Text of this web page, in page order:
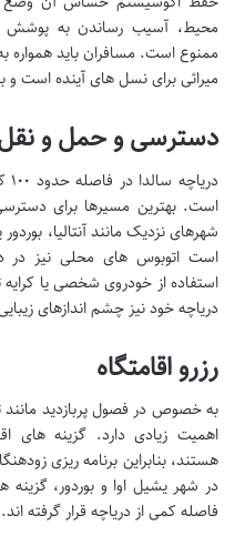
محیط، آسیب رساندن به پوشش
ممنوع است. مسافران باید همواره
میراثی برای نسل های آینده است و
دسترسی و حمل و
است. بهترین مسیرها برای
شهرهای نزدیک مانند آنتالیا،
است اتوبوس های محلی نیز در
استفاده از خودروی شخصی یا
دریاچه خود نیز چشم اندازهای
رزرو اقامتگاه
به خصوص در فصول پربازدید مانند
اهمیت زیادی دارد. گزینه های
هستند، بنابراین برنامه ریزی
در شهر یشیل اوا و بوردور، گزینه
فاصله کمی از دریاچه قرار گرفته اند.